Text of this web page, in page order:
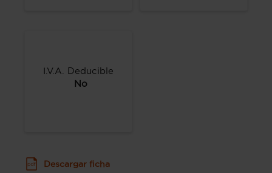
I.V.A. Deducible
No
Descargar ficha